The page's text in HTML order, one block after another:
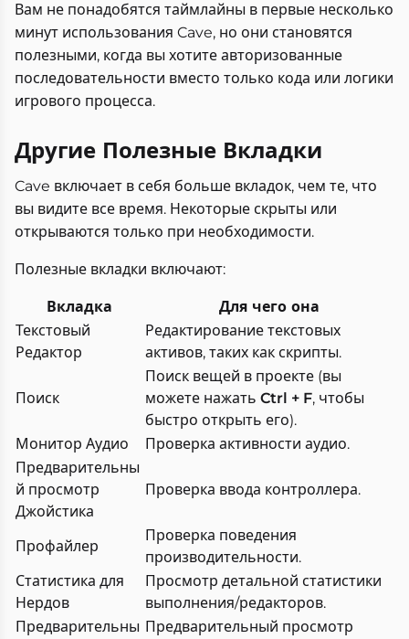
Вам не понадобятся таймлайны в первые несколько
минут использования Cave, но они становятся
полезными, когда вы хотите авторизованные
последовательности вместо только кода или логики
игрового процесса.
Другие Полезные Вкладки
Cave включает в себя больше вкладок, чем те, что
вы видите все время. Некоторые скрыты или
открываются только при необходимости.
Полезные вкладки включают:
Вкладка
Для чего она
Текстовый
Редактор
Редактирование текстовых
активов, таких как скрипты.
Поиск
Поиск вещей в проекте (вы
можете нажать Ctrl + F, чтобы
быстро открыть его).
Монитор Аудио
Проверка активности аудио.
Предварительны
й просмотр
Джойстика
Проверка ввода контроллера.
Профайлер
Проверка поведения
производительности.
Статистика для
Нердов
Просмотр детальной статистики
выполнения/редакторов.
Предварительны Предварительный просмотр